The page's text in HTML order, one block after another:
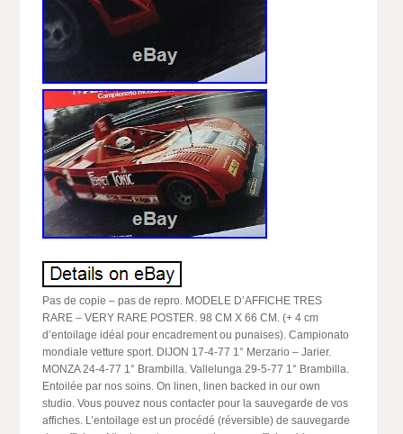
Pas de copie – pas de repro. MODELE D’AFFICHE TRES
RARE – VERY RARE POSTER. 98 CM X 66 CM. (+ 4 cm
d’entoilage idéal pour encadrement ou punaises). Campionato
mondiale vetture sport. DIJON 17-4-77 1° Merzario – Jarier.
MONZA 24-4-77 1° Brambilla. Vallelunga 29-5-77 1° Brambilla.
Entoilée par nos soins. On linen, linen backed in our own
studio. Vous pouvez nous contacter pour la sauvegarde de vos
affiches. L’entoilage est un procédé (réversible) de sauvegarde